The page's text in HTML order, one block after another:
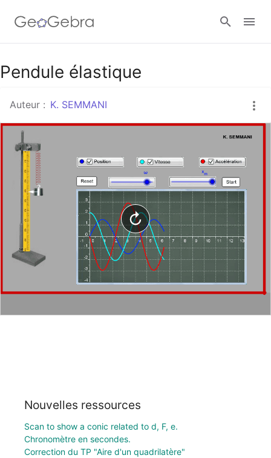
Google Classroom
Classe GeoGebra
Se connecter
Pendule élastique
Auteur : K. SEMMANI
Nouvelles ressources
Scan to show a conic related to d, F, e.
Chronomètre en secondes.
Correction du TP "Aire d'un quadrilatère"